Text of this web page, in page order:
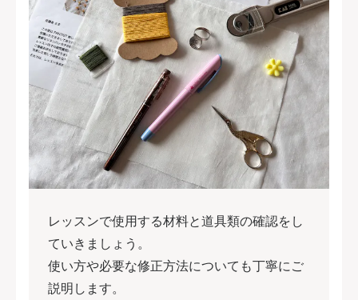
レッスンで使用する材料と道具類の確認をし
ていきましょう。
使い方や必要な修正方法についても丁寧にご
説明します。